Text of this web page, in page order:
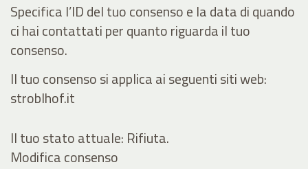
Specifica l’ID del tuo consenso e la data di quando
ci hai contattati per quanto riguarda il tuo
consenso.
Il tuo consenso si applica ai seguenti siti web:
stroblhof.it
Il tuo stato attuale: Rifiuta.
Modifica consenso